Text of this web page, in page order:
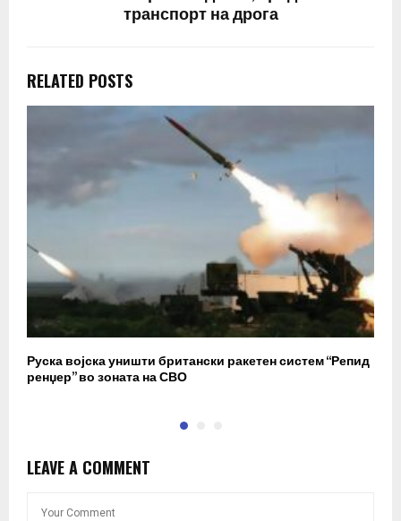
транспорт на дрога
RELATED POSTS
Руска војска уништи британски ракетен систем “Репид
ренџер” во зоната на СВО
LEAVE A COMMENT